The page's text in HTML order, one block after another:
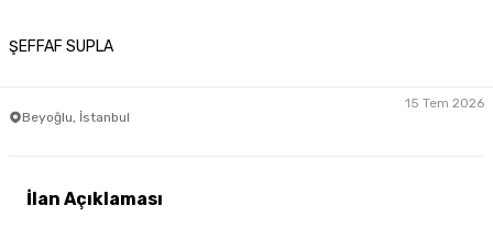
ŞEFFAF SUPLA
Beyoğlu, İstanbul
15 Tem 2026
İlan Açıklaması